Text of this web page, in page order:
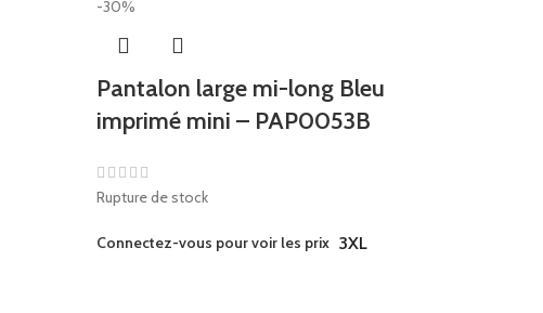
-30%
Pantalon large mi-long Bleu
imprimé mini – PAP0053B
Rupture de stock
Connectez-vous pour voir les prix 3XL